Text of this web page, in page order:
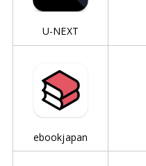
U-NEXT
ebookjapan